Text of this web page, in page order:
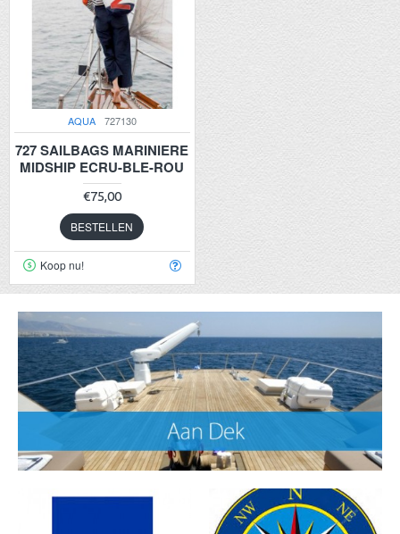
AQUA 727130
727 SAILBAGS MARINIERE
MIDSHIP ECRU-BLE-ROU
€75,00
BESTELLEN
Koop nu!